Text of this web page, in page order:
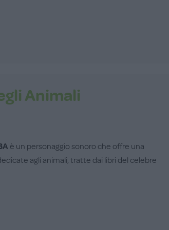
Animali
è un personaggio sonoro che offre una
agli animali, tratte dai libri del celebre